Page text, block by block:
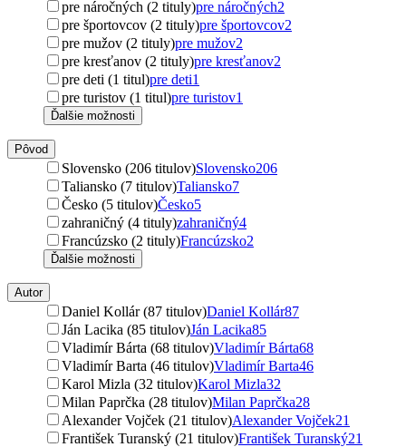
pre náročných (2 tituly)pre náročných2
pre športovcov (2 tituly)pre športovcov2
pre mužov (2 tituly)pre mužov2
pre kresťanov (2 tituly)pre kresťanov2
pre deti (1 titul)pre deti1
pre turistov (1 titul)pre turistov1
Ďalšie možnosti
Pôvod
Slovensko (206 titulov)Slovensko206
Taliansko (7 titulov)Taliansko7
Česko (5 titulov)Česko5
zahraničný (4 tituly)zahraničný4
Francúzsko (2 tituly)Francúzsko2
Ďalšie možnosti
Autor
Daniel Kollár (87 titulov)Daniel Kollár87
Ján Lacika (85 titulov)Ján Lacika85
Vladimír Bárta (68 titulov)Vladimír Bárta68
Vladimír Barta (46 titulov)Vladimír Barta46
Karol Mizla (32 titulov)Karol Mizla32
Milan Paprčka (28 titulov)Milan Paprčka28
Alexander Vojček (21 titulov)Alexander Vojček21
František Turanský (21 titulov)František Turanský21